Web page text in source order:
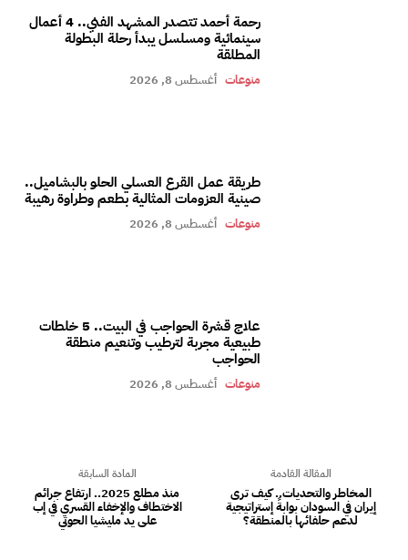
رحمة أحمد تتصدر المشهد الفني.. 4 أعمال
سينمائية ومسلسل يبدأ رحلة البطولة
المطلقة
منوعات أغسطس 8, 2026
طريقة عمل القرع العسلي الحلو بالبشاميل..
صينية العزومات المثالية بطعم وطراوة رهيبة
منوعات أغسطس 8, 2026
علاج قشرة الحواجب في البيت.. 5 خلطات
طبيعية مجربة لترطيب وتنعيم منطقة
الحواجب
منوعات أغسطس 8, 2026
المادة السابقة
منذ مطلع 2025.. ارتفاع جرائم
الاختطاف والإخفاء القسري في إب
على يد مليشيا الحوثي
المقالة القادمة
المخاطر والتحديات.. كيف ترى
إيران في السودان بوابةً إستراتيجية
لدعم حلفائها بالمنطقة؟